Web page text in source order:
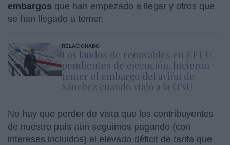
embargos que han empezado a llegar y otros que
se han llegado a temer.
RELACIONADO
Los laudos de renovables en EEUU,
pendientes de ejecución, hicieron
temer el embargo del avión de
Sánchez cuando viajó a la ONU
No hay que perder de vista que los contribuyentes
de nuestro país aún seguimos pagando (con
intereses incluidos) el elevado déficit de tarifa que